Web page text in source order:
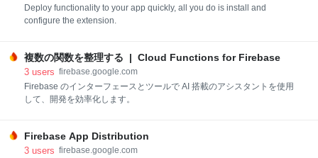
Deploy functionality to your app quickly, all you do is install and
configure the extension.
複数の関数を整理する | Cloud Functions for Firebase
3 users firebase.google.com
Firebase のインターフェースとツールで AI 搭載のアシスタントを使用
して、開発を効率化します。
Firebase App Distribution
3 users firebase.google.com